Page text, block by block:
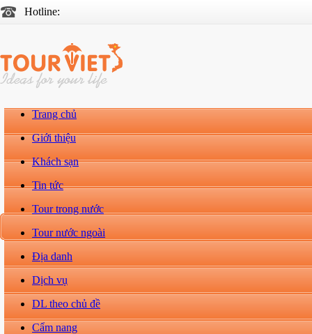
Hotline:
Trang chủ
Giới thiệu
Khách sạn
Tin tức
Tour trong nước
Tour nước ngoài
Địa danh
Dịch vụ
DL theo chủ đề
Cẩm nang